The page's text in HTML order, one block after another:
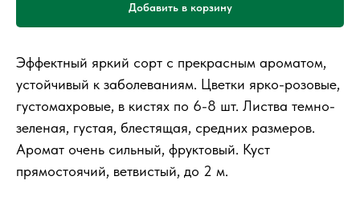
Добавить в корзину
Эффектный яркий сорт с прекрасным ароматом,
устойчивый к заболеваниям. Цветки ярко-розовые,
густомахровые, в кистях по 6-8 шт. Листва темно-
зеленая, густая, блестящая, средних размеров.
Аромат очень сильный, фруктовый. Куст
прямостоячий, ветвистый, до 2 м.